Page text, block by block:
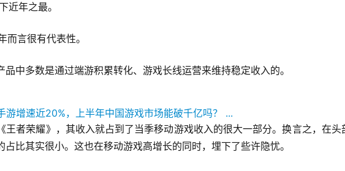
近年之最。
言很有代表性。
多数是通过端游积累转化、游戏长线运营来维持稳定收入的。
者荣耀》，其收入就占到了当季移动游戏收入的很大一部分。换言之，在头
比其实很小。这也在移动游戏高增长的同时，埋下了些许隐忧。